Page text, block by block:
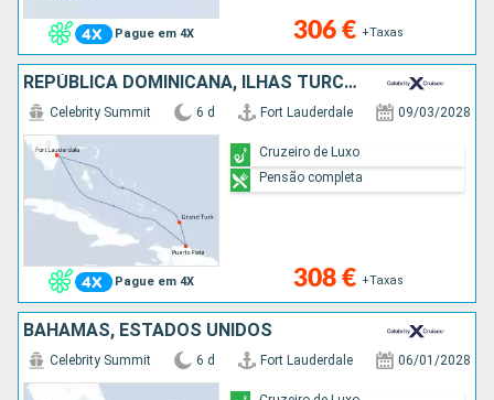
Pague em 4X 306 € +Taxas
REPÚBLICA DOMINICANA, ILHAS TURCAS E CAICOS, ESTADOS UNIDOS
Pague em 4X
Celebrity Summit 6 d Fort Lauderdale 09/03/2028
308 € +Taxas
Cruzeiro de Luxo
Pensão completa
BAHAMAS, ESTADOS UNIDOS
Celebrity Summit 6 d Fort Lauderdale 06/01/2028